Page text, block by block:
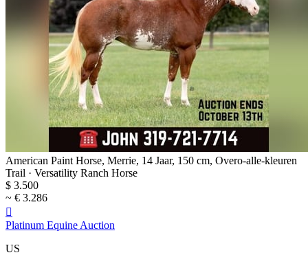
American Paint Horse, Merrie, 14 Jaar, 150 cm, Overo-alle-kleuren
Trail · Versatility Ranch Horse
$ 3.500
~ € 3.286

Platinum Equine Auction
US